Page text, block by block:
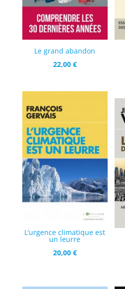
Le grand abandon
22,00 €
L’urgence climatique est
un leurre
20,00 €